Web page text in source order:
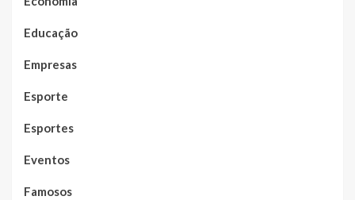
Educação
Empresas
Esporte
Esportes
Eventos
Famosos